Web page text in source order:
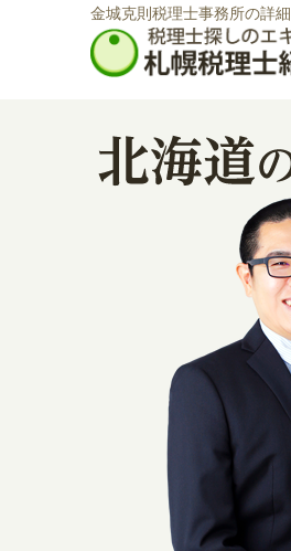
金城克則税理士事務所の詳細